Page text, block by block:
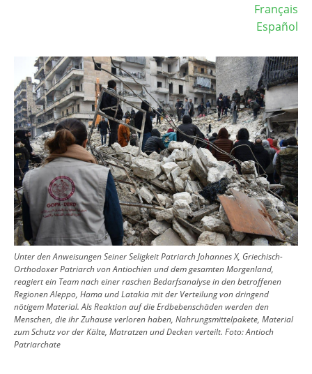
Français
Español
Image
Unter den Anweisungen Seiner Seligkeit Patriarch Johannes X, Griechisch-
Orthodoxer Patriarch von Antiochien und dem gesamten Morgenland,
reagiert ein Team nach einer raschen Bedarfsanalyse in den betroffenen
Regionen Aleppo, Hama und Latakia mit der Verteilung von dringend
nötigem Material. Als Reaktion auf die Erdbebenschäden werden den
Menschen, die ihr Zuhause verloren haben, Nahrungsmittelpakete, Material
zum Schutz vor der Kälte, Matratzen und Decken verteilt. Foto:Antioch
Patriarchate